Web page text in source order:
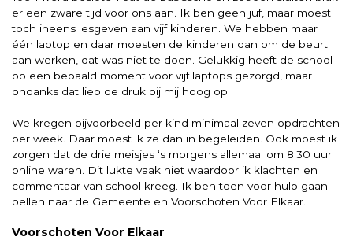
er een zware tijd voor ons aan. Ik ben geen juf, maar moest
toch ineens lesgeven aan vijf kinderen. We hebben maar
één laptop en daar moesten de kinderen dan om de beurt
aan werken, dat was niet te doen. Gelukkig heeft de school
op een bepaald moment voor vijf laptops gezorgd, maar
ondanks dat liep de druk bij mij hoog op.
We kregen bijvoorbeeld per kind minimaal zeven opdrachten
per week. Daar moest ik ze dan in begeleiden. Ook moest ik
zorgen dat de drie meisjes ‘s morgens allemaal om 8.30 uur
online waren. Dit lukte vaak niet waardoor ik klachten en
commentaar van school kreeg. Ik ben toen voor hulp gaan
bellen naar de Gemeente en Voorschoten Voor Elkaar.
Voorschoten Voor Elkaar